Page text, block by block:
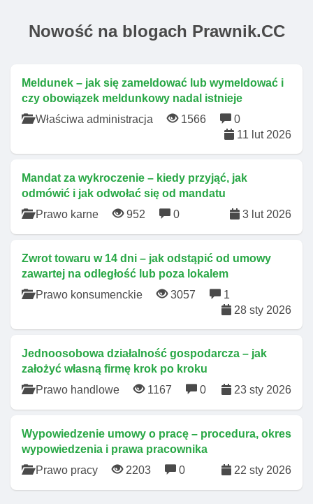
Nowość na blogach Prawnik.CC
Meldunek – jak się zameldować lub wymeldować i
czy obowiązek meldunkowy nadal istnieje
Właściwa administracja
1566
0
11 lut 2026
Mandat za wykroczenie – kiedy przyjąć, jak
odmówić i jak odwołać się od mandatu
Prawo karne
952 0 3 lut 2026
Zwrot towaru w 14 dni – jak odstąpić od umowy
zawartej na odległość lub poza lokalem
Prawo konsumenckie
3057
1
28 sty 2026
Jednoosobowa działalność gospodarcza – jak
założyć własną firmę krok po kroku
Prawo handlowe
1167 0 23 sty 2026
Wypowiedzenie umowy o pracę – procedura, okres
wypowiedzenia i prawa pracownika
Prawo pracy
2203 0 22 sty 2026